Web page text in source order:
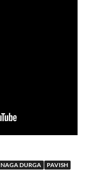
NAGA DURGA
PAVISH